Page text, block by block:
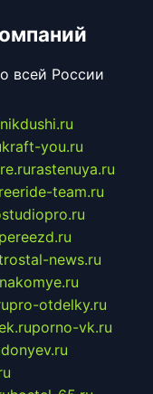
всей России
kraft-you.ru
rastenuya.ru
team.ru
news.ru
pro-otdelky.ru
porno-vk.ru